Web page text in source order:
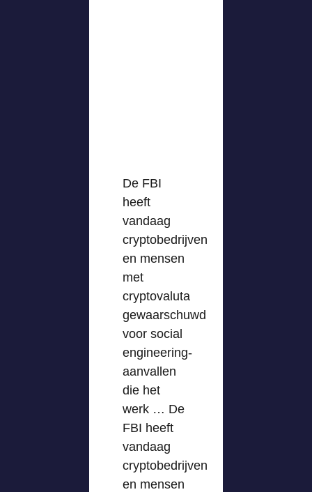
De FBI
heeft
vandaag
cryptobedrijven
en mensen
met
cryptovaluta
gewaarschuwd
voor social
engineering-
aanvallen
die het
werk … De
FBI heeft
vandaag
cryptobedrijven
en mensen